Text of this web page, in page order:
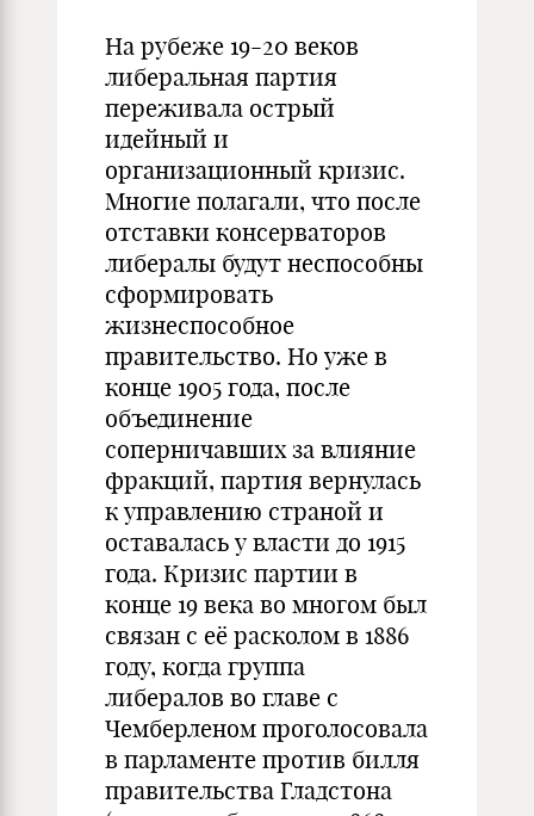
На рубеже 19-20 веков
либеральная партия
переживала острый
идейный и
организационный кризис.
Многие полагали, что после
отставки консерваторов
либералы будут неспособны
сформировать
жизнеспособное
правительство. Но уже в
конце 1905 года, после
объединение
соперничавших за влияние
фракций, партия вернулась
к управлению страной и
оставалась у власти до 1915
года. Кризис партии в
конце 19 века во многом был
связан с её расколом в 1886
году, когда группа
либералов во главе с
Чемберленом проголосовала
в парламенте против билля
правительства Гладстона